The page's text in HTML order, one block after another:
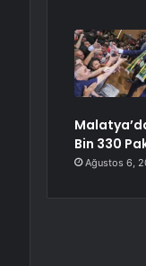
Bin 330
Ağustos 6,